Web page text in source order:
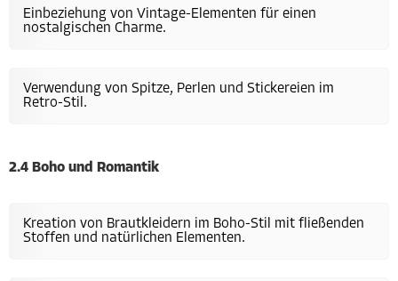
Einbeziehung von Vintage-Elementen für einen
nostalgischen Charme.
Verwendung von Spitze, Perlen und Stickereien im
Retro-Stil.
2.4 Boho und Romantik
Kreation von Brautkleidern im Boho-Stil mit fließenden
Stoffen und natürlichen Elementen.